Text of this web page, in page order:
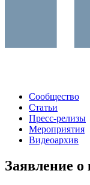
Сообщество
Статьи
Пресс-релизы
Мероприятия
Видеоархив
Заявление